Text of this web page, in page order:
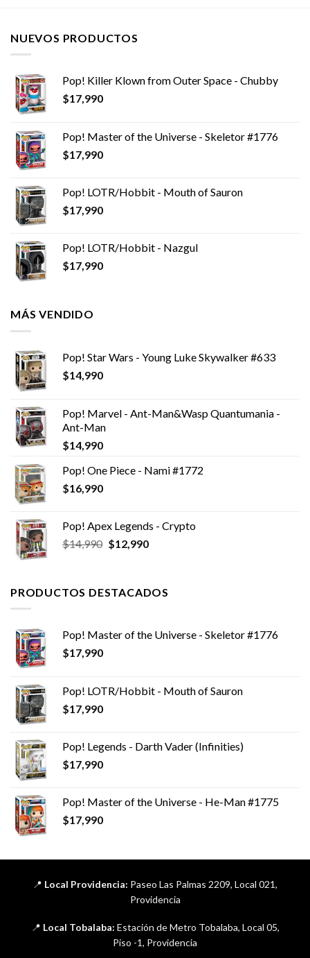
NUEVOS PRODUCTOS
Pop! Killer Klown from Outer Space - Chubby
$17,990
Pop! Master of the Universe - Skeletor #1776
$17,990
Pop! LOTR/Hobbit - Mouth of Sauron
$17,990
Pop! LOTR/Hobbit - Nazgul
$17,990
MÁS VENDIDO
Pop! Star Wars - Young Luke Skywalker #633
$14,990
Pop! Marvel - Ant-Man&Wasp Quantumania -
Ant-Man
$14,990
Pop! One Piece - Nami #1772
$16,990
Pop! Apex Legends - Crypto
$14,990 El
era:
$14,990.
$12,990El
es:
$12,990.
PRODUCTOS DESTACADOS
Pop! Master of the Universe - Skeletor #1776
$17,990
Pop! LOTR/Hobbit - Mouth of Sauron
$17,990
Pop! Legends - Darth Vader (Infinities)
$17,990
Pop! Master of the Universe - He-Man #1775
$17,990
📍 Local Providencia: Paseo Las Palmas 2209, Local 021,
Providencia
📍 Local Tobalaba: Estación de Metro Tobalaba, Local 05,
Piso -1, Providencia